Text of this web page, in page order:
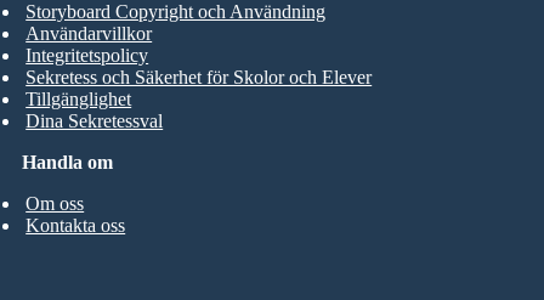
Handla om
Om oss
Kontakta oss
Storyboard Copyright och Användning
Användarvillkor
Integritetspolicy
Sekretess och Säkerhet för Skolor och Elever
Tillgänglighet
Dina Sekretessval